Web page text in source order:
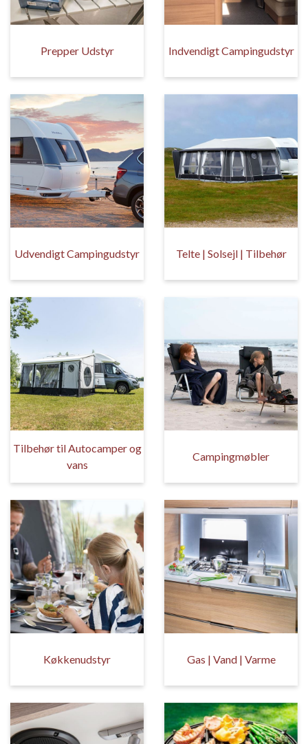
Prepper Udstyr Indvendigt Campingudstyr
Udvendigt Campingudstyr Telte | Solsejl | Tilbehør
Tilbehør til Autocamper og
vans
Campingmøbler
Køkkenudstyr Gas | Vand | Varme